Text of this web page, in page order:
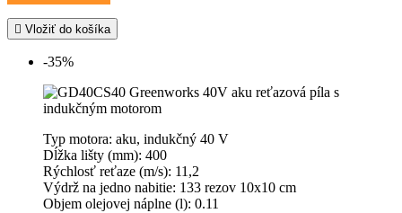
 Vložiť do košíka
-35%
Typ motora: aku, indukčný 40 V
Dĺžka lišty (mm): 400
Rýchlosť reťaze (m/s): 11,2
Výdrž na jedno nabitie: 133 rezov 10x10 cm
Objem olejovej náplne (l): 0.11